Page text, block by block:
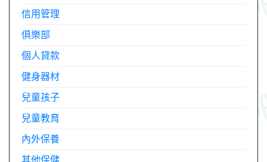
信用管理
俱樂部
個人貸款
健身器材
兒童孩子
兒童教育
內外保養
其他保健